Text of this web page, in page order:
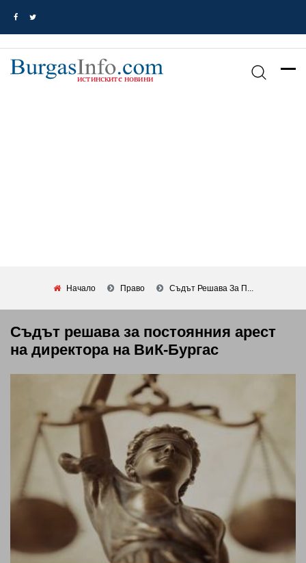
Начало Право Съдът Решава За П...
Съдът решава за постоянния арест
на директора на ВиК-Бургас